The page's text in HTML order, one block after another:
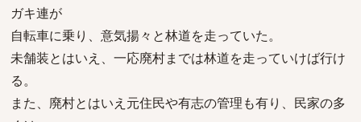
ガキ連が
自転車に乗り、意気揚々と林道を走っていた。
未舗装とはいえ、一応廃村までは林道を走っていけば行け
る。
また、廃村とはいえ元住民や有志の管理も有り、民家の多